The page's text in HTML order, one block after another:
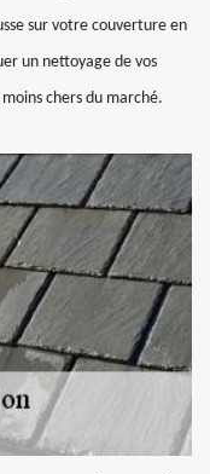
sur votre couverture en
un nettoyage de vos
chers du marché.